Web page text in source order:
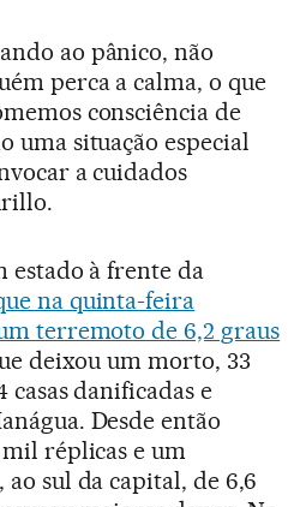
ao pânico, não
perca a calma, o que
consciência de
uma situação especial
a cuidados
à frente da
na quinta-feira
terremoto de 6,2 graus
deixou um morto, 33
casas danificadas e
Desde então
réplicas e um
sul da capital, de 6,6